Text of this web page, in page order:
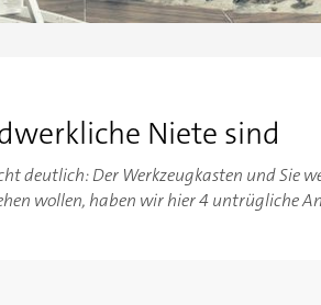
Niete sind
deutlich: Der Werkzeugkasten und Sie
wollen, haben wir hier 4 untrügliche